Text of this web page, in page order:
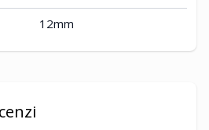
12mm